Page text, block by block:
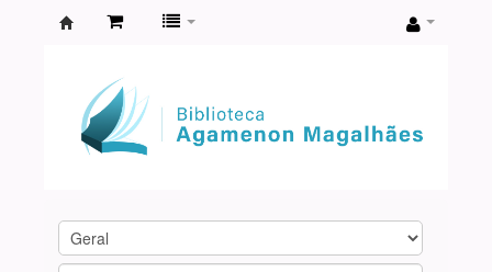
Agamenon
Magalhães